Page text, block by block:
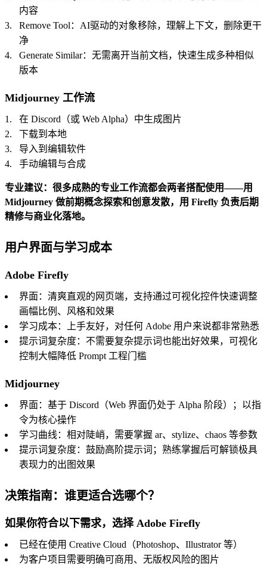
内容
Remove Tool：AI驱动的对象移除，理解上下文，删除更干
净
Generate Similar：无需离开当前文档，快速生成多种相似
版本
Midjourney 工作流
在 Discord（或 Web Alpha）中生成图片
下载到本地
导入到编辑软件
手动编辑与合成
专业建议：很多成熟的专业工作流都会两者搭配使用——用
Midjourney 做前期概念探索和创意发散，用 Firefly 负责后期
精修与商业化落地。
用户界面与学习成本
Adobe Firefly
界面：清爽直观的网页端，支持通过可视化控件快速调整
画幅比例、风格和效果
学习成本：上手友好，对任何 Adobe 用户来说都非常熟悉
提示词复杂度：不需要复杂提示词也能出好效果，可视化
控制大幅降低 Prompt 工程门槛
Midjourney
界面：基于 Discord（Web 界面仍处于 Alpha 阶段）；以指
令为核心操作
学习曲线：相对陡峭，需要掌握 ar、stylize、chaos 等参数
提示词复杂度：鼓励高阶提示词；熟练掌握后可解锁极具
表现力的出图效果
决策指南：谁更适合选哪个？
如果你符合以下需求，选择 Adobe Firefly
已经在使用 Creative Cloud（Photoshop、Illustrator 等）
为客户项目需要明确可商用、无版权风险的图片